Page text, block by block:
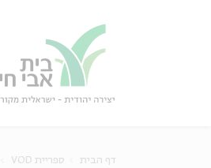
דף הבית ספריית VOD